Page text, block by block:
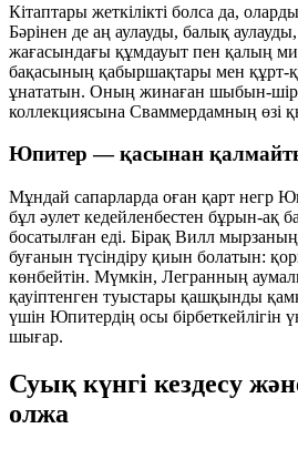
Кітаптары жеткілікті болса да,
Бәрінен де аң аулауды, балық
жағасындағы құмдауыт пен қалың
бақасының қабыршақтары мен құрт-
ұнататын. Оның жинаған шыбын-
коллекциясына Сваммердамның өзі
Юпитер — қасынан
Мұндай сапарларда оған қарт негр
бұл әулет кедейленбестен бұрын-ақ
босатылған еді. Бірақ Вилл
буғанын түсіндіру қиын болатын:
көнбейтін. Мүмкін, Легранның
қауіптенген туыстары қашқынды
үшін Юпитердің осы бірбеткейлігін
шығар.
Суық күнгі кездесу
олжа